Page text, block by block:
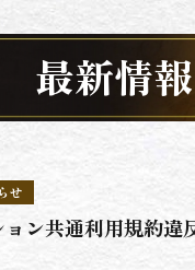
最新情報
せ
ン共通利用規約違